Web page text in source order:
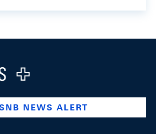
company/swiss-national-
www.youtube.com/@swissnationalbank
NEWS ALERT